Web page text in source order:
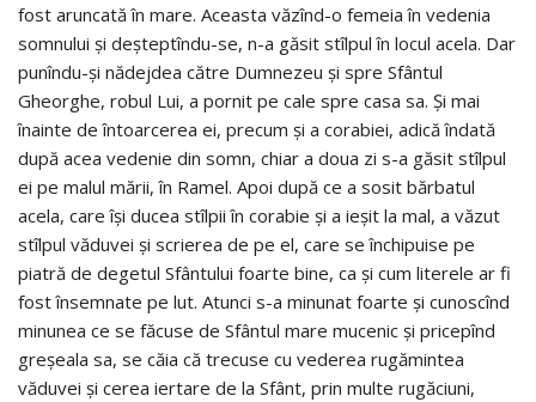
fost aruncată în mare. Aceasta văzînd-o femeia în vedenia
somnului şi deşteptîndu-se, n-a găsit stîlpul în locul acela. Dar
punîndu-şi nădejdea către Dumnezeu şi spre Sfântul
Gheorghe, robul Lui, a pornit pe cale spre casa sa. Şi mai
înainte de întoarcerea ei, precum şi a corabiei, adică îndată
după acea vedenie din somn, chiar a doua zi s-a găsit stîlpul
ei pe malul mării, în Ramel. Apoi după ce a sosit bărbatul
acela, care îşi ducea stîlpii în corabie şi a ieşit la mal, a văzut
stîlpul văduvei şi scrierea de pe el, care se închipuise pe
piatră de degetul Sfântului foarte bine, ca şi cum literele ar fi
fost însemnate pe lut. Atunci s-a minunat foarte şi cunoscînd
minunea ce se făcuse de Sfântul mare mucenic şi pricepînd
greşeala sa, se căia că trecuse cu vederea rugămintea
văduvei şi cerea iertare de la Sfânt, prin multe rugăciuni,